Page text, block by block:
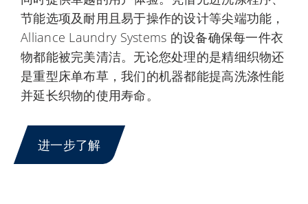
节能选项及耐用且易于操作的设计等尖端功能，
Alliance Laundry Systems 的设备确保每一件衣
物都能被完美清洁。无论您处理的是精细织物还
是重型床单布草，我们的机器都能提高洗涤性能
并延长织物的使用寿命。
进一步了解